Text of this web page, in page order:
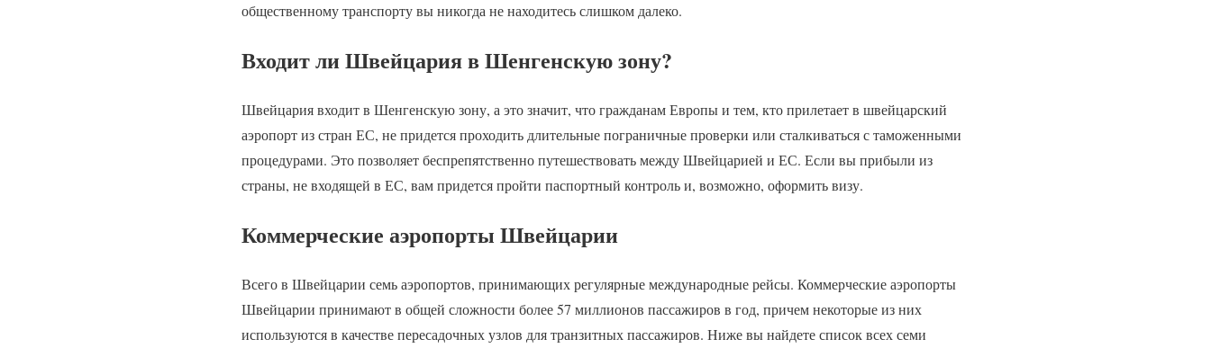
общественному транспорту вы никогда не находитесь слишком далеко.
Входит ли Швейцария в Шенгенскую зону?
Швейцария входит в Шенгенскую зону, а это значит, что гражданам Европы и тем, кто прилетает в швейцарский
аэропорт из стран ЕС, не придется проходить длительные пограничные проверки или сталкиваться с таможенными
процедурами. Это позволяет беспрепятственно путешествовать между Швейцарией и ЕС. Если вы прибыли из
страны, не входящей в ЕС, вам придется пройти паспортный контроль и, возможно, оформить визу.
Коммерческие аэропорты Швейцарии
Всего в Швейцарии семь аэропортов, принимающих регулярные международные рейсы. Коммерческие аэропорты
Швейцарии принимают в общей сложности более 57 миллионов пассажиров в год, причем некоторые из них
используются в качестве пересадочных узлов для транзитных пассажиров. Ниже вы найдете список всех семи